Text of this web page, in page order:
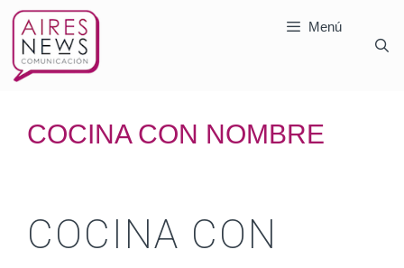
Menú
COCINA CON NOMBRE
COCINA CON